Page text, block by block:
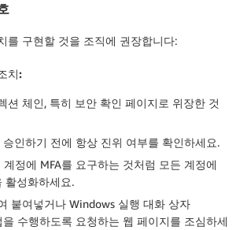
를 구현할 것을 조직에 권장합니다:
치:
션 체인, 특히 보안 확인 페이지로 위장한 것
인하기 전에 항상 진위 여부를 확인하세요.
계정에 MFA를 요구하는 것처럼 모든 계정에
활성화하세요.
붙여넣거나 Windows 실행 대화 상자
수행하도록 요청하는 웹 페이지를 조심하세